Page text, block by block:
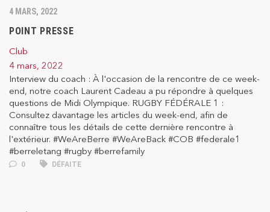
4 MARS, 2022
POINT PRESSE
Club
4 mars, 2022
Interview du coach : À l'occasion de la rencontre de ce week-
end, notre coach Laurent Cadeau a pu répondre à quelques
questions de Midi Olympique. RUGBY FÉDÉRALE 1 :
Consultez davantage les articles du week-end, afin de
connaître tous les détails de cette dernière rencontre à
l'extérieur. #WeAreBerre #WeAreBack #COB #federale1
#berreletang #rugby #berrefamily
0 DÉFAITE